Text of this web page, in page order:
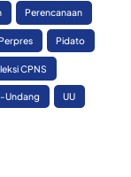
Perencanaan
Pidato
CPNS
Undang UU